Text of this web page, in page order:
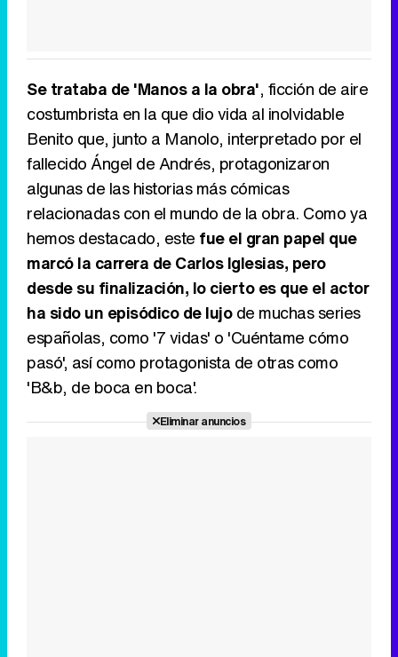
Se trataba de 'Manos a la obra', ficción de aire
costumbrista en la que dio vida al inolvidable
Benito que, junto a Manolo, interpretado por el
fallecido Ángel de Andrés, protagonizaron
algunas de las historias más cómicas
relacionadas con el mundo de la obra. Como ya
hemos destacado, este fue el gran papel que
marcó la carrera de Carlos Iglesias, pero
desde su finalización, lo cierto es que el actor
ha sido un episódico de lujode muchas series
españolas, como '7 vidas' o 'Cuéntame cómo
pasó', así como protagonista de otras como
'B&b, de boca en boca'.
Eliminar anuncios